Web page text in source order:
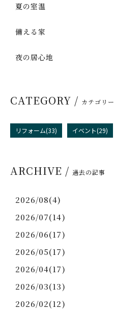
夏の室温
備える家
夜の居心地
CATEGORY / カテゴリー
リフォーム(33) イベント(29)
ARCHIVE / 過去の記事
2026/08(4)
2026/07(14)
2026/06(17)
2026/05(17)
2026/04(17)
2026/03(13)
2026/02(12)